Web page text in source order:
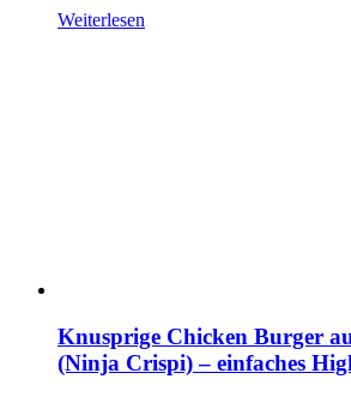
Weiterlesen
Knusprige Chicken Burger
(Ninja Crispi) – einfaches